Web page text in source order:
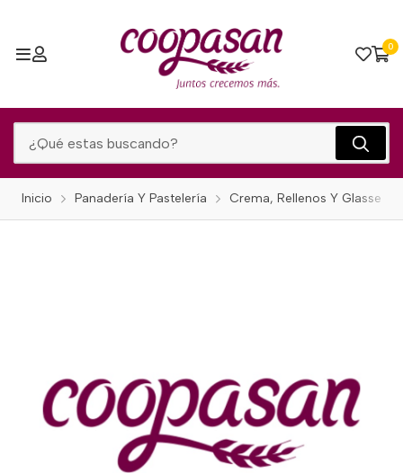
0
Inicio Panadería Y Pastelería Crema, Rellenos Y Glasse